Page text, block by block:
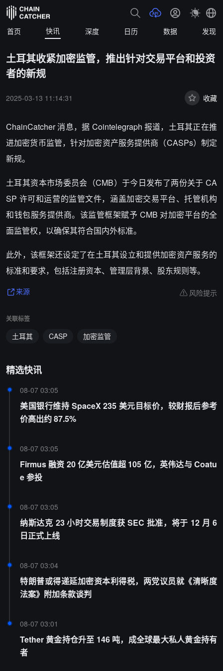
首页 快讯 深度 日历 数据 发现
土耳其收紧加密监管，推出针对交易平台和投资
者的新规
2025-03-13 11:14:31 收藏
ChainCatcher 消息，据 Cointelegraph 报道，土耳其正在推
进加密货币监管，针对加密资产服务提供商（CASPs）制定
新规。
土耳其资本市场委员会（CMB）于今日发布了两份关于 CA
SP 许可和运营的监管文件，涵盖加密交易平台、托管机构
和钱包服务提供商。该监管框架赋予 CMB 对加密平台的全
面监管权，以确保其符合国内外标准。
此外，该框架还设定了在土耳其设立和提供加密资产服务的
标准和要求，包括注册资本、管理层背景、股东规则等。
来源 风险提示
关联标签
土耳其 CASP 加密监管
精选快讯
08-07 03:05
美国银行维持 SpaceX 235 美元目标价，较财报后参考
价高出约 87.5%
08-07 03:05
Firmus 融资 20 亿美元估值超 105 亿，英伟达与 Coatu
e 参投
08-07 03:05
纳斯达克 23 小时交易制度获 SEC 批准，将于 12 月 6
日正式上线
08-07 03:04
特朗普或得递延加密资本利得税，两党议员就《清晰度
法案》附加条款谈判
08-07 03:01
Tether 黄金持仓升至 146 吨，成全球最大私人黄金持有
者